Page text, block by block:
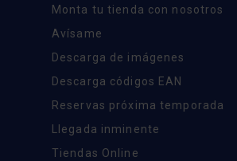
Monta tu tienda con nosotros
Avísame
Descarga de imágenes
Descarga códigos EAN
Reservas próxima temporada
Llegada inminente
Tiendas Online